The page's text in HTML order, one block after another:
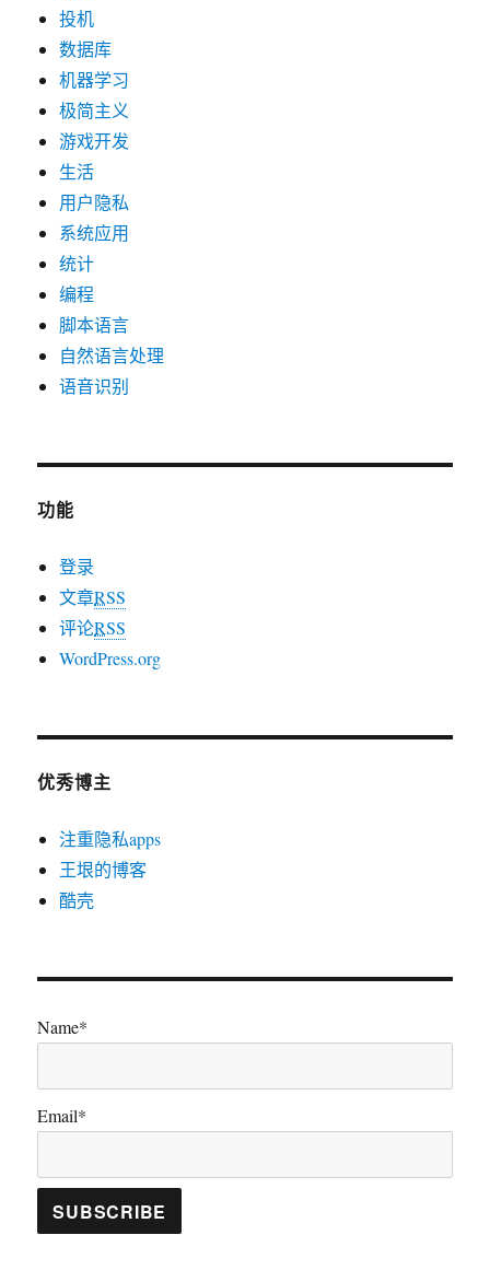
投机
数据库
机器学习
极简主义
游戏开发
生活
用户隐私
系统应用
统计
编程
脚本语言
自然语言处理
语音识别
功能
登录
文章RSS
评论RSS
WordPress.org
优秀博主
注重隐私apps
王垠的博客
酷壳
Name*
Email*